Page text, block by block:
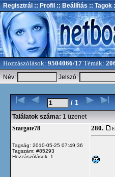
Regisztrál :: Profil :: Beállítás :: Tagok
Hozzászólások: 9504066/17 Témák:
Név: Jelszó:
/ 1
Találatok száma: 1 üzenet
Stargate78
Tagság: 2010-05-25 07:49:36
Tagszám: #85293
Hozzászólások: 1
280.